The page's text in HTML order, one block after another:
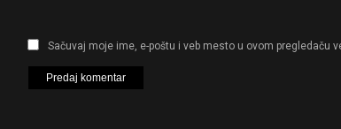
Sačuvaj moje ime, e-poštu i veb mesto u ovom pregledaču